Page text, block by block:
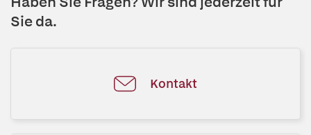
Sie da.
Kontakt